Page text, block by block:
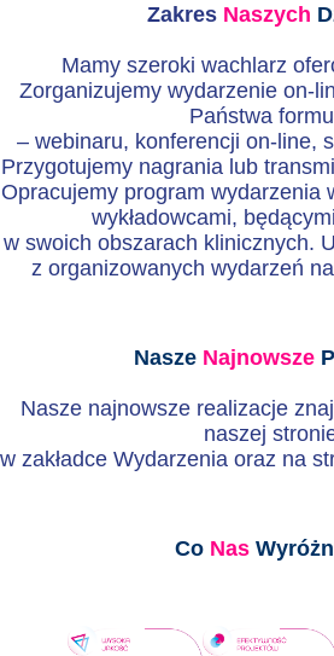
Zakres Naszych
Mamy szeroki wachlarz
Zorganizujemy wydarzenie on-
Państwa
– webinaru, konferencji on-line,
Przygotujemy nagrania lub
Opracujemy program wydarzenia
wykładowcami,
w swoich obszarach klinicznych.
z organizowanych wydarzeń
Nasze Najnowsze
Nasze najnowsze realizacje
naszej
w zakładce Wydarzenia oraz na
Co Nas